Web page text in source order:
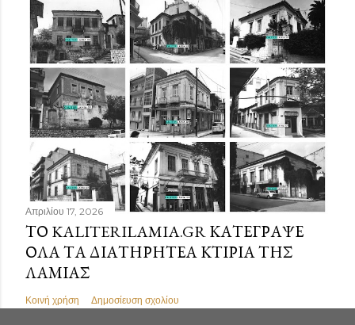
Απριλίου 17, 2026
ΤΟ KALITERILAMIA.GR ΚΑΤΈΓΡΑΨΕ
ΌΛΑ ΤΑ ΔΙΑΤΗΡΗΤΈΑ ΚΤΊΡΙΑ ΤΗΣ
ΛΑΜΊΑΣ
Κοινή χρήση Δημοσίευση σχολίου